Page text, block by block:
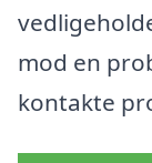
mod en
kontakte